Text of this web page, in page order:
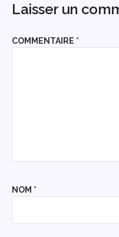
Laisser un
COMMENTAIRE *
NOM *